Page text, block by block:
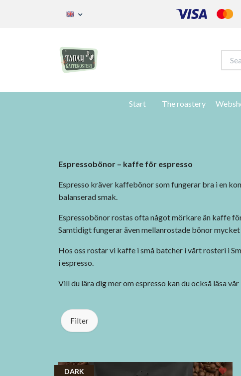
Start The roastery
Espressobönor – kaffe för espresso
Espresso kräver kaffebönor som fungerar bra i en
balanserad smak.
Espressobönor rostas ofta något mörkare än kaffe
Samtidigt fungerar även mellanrostade bönor
Hos oss rostar vi kaffe i små batcher i vårt rosteri i
i espresso.
Vill du lära dig mer om espresso kan du också läsa vår
Filter
DARK